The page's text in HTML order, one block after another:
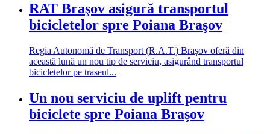
RAT Braşov asigură transportul
bicicletelor spre Poiana Braşov
Regia Autonomă de Transport (R.A.T.) Brașov oferă din
această lună un nou tip de serviciu, asigurând transportul
bicicletelor pe traseul...
Un nou serviciu de uplift pentru
biciclete spre Poiana Braşov